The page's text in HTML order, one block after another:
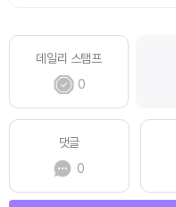
데일리 스탬프
0
댓글
0